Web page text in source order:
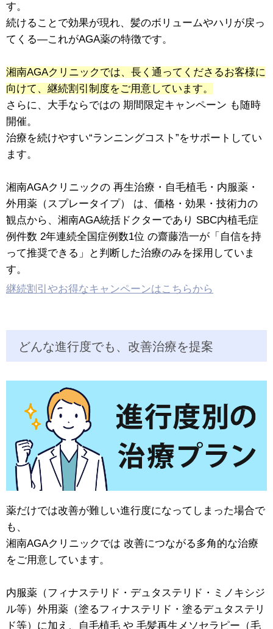
す。
続けることで効果が現れ、髪のボリュームやハリが戻っ
てくる—これがAGA薬の特徴です。
湘南AGAクリニックでは、長く通ってくださるお客様に
向けて、継続割引制度をご用意しています。
さらに、大手ならではの 期間限定キャンペーン も随時
開催。
治療を続けやすい“ランニングコスト”をサポートしてい
ます。
湘南AGAクリニックの 再生治療・自毛植毛・内服薬・
外用薬（スプレータイプ） は、価格・効果・技術力の
観点から、湘南AGA統括ドクターであり SBC内植毛症
例件数 2年連続全国症例数1位 の齋藤浩一が「自信を持
って推奨できる」と判断した治療のみを採用していま
す。
継続割引やお得なキャンペーンはこちらから
どんな進行度でも、改善治療を提案
薬だけでは改善が難しい進行度になってしまった場合で
も、
湘南AGAクリニックでは 改善につながる多角的な治療
をご用意しています。
内服薬（フィナステリド・デュタステリド・ミノキシジ
ル等）外用薬（塗るフィナステリド・塗るデュタステリ
ド等）に加え、自毛植毛 や 毛髪再生メソセラピー（毛